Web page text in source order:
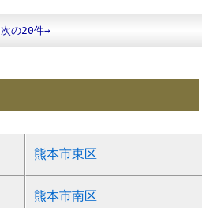
次の20件→
熊本市東区
熊本市南区